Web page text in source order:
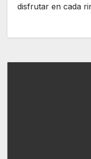
disfrutar en cada